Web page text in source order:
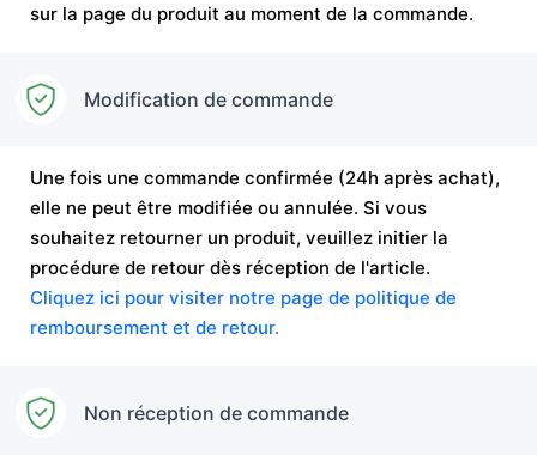
sur la page du produit au moment de la commande.
Modification de commande
Une fois une commande confirmée (24h après achat),
elle ne peut être modifiée ou annulée. Si vous
souhaitez retourner un produit, veuillez initier la
procédure de retour dès réception de l'article.
Cliquez ici pour visiter notre page de politique de
remboursement et de retour.
Non réception de commande